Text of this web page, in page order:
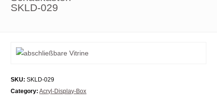
SKLD-029
SKU: SKLD-029
Category: Acryl-Display-Box